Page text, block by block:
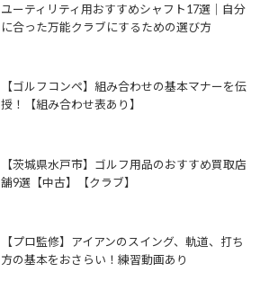
ユーティリティ用おすすめシャフト17選│自分
に合った万能クラブにするための選び方
【ゴルフコンペ】組み合わせの基本マナーを伝
授！【組み合わせ表あり】
【茨城県水戸市】ゴルフ用品のおすすめ買取店
舗9選【中古】【クラブ】
【プロ監修】アイアンのスイング、軌道、打ち
方の基本をおさらい！練習動画あり